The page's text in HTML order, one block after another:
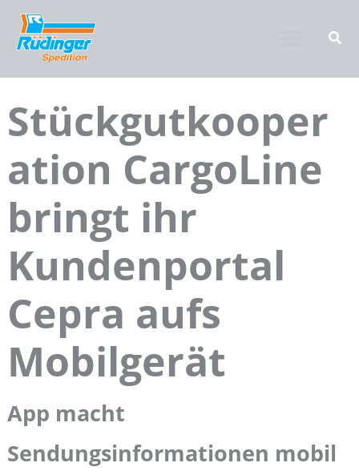
Zum
Inhalt
springen
Stückgutkooper
ation CargoLine
bringt ihr
Kundenportal
Cepra aufs
Mobilgerät
App macht
Sendungsinformationen mobil